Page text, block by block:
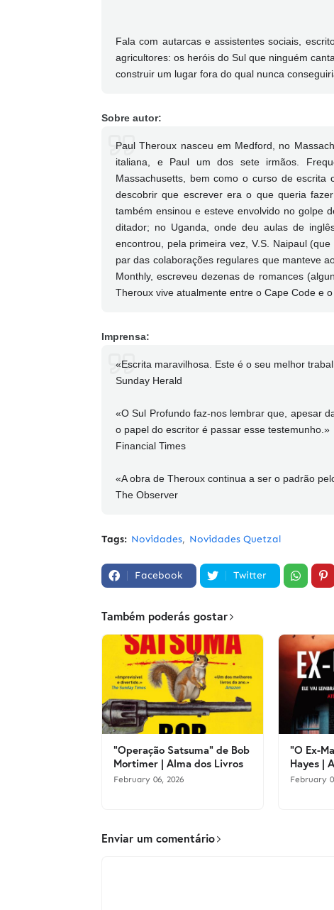
Fala com autarcas e assistentes sociais,
agricultores: os heróis do Sul que ninguém
construir um lugar fora do qual nunca
Sobre autor:
Paul Theroux nasceu em Medford, no
italiana, e Paul um dos sete irmãos.
Massachusetts, bem como o curso de
descobrir que escrever era o que queria
também ensinou e esteve envolvido no golpe
ditador; no Uganda, onde deu aulas de
encontrou, pela primeira vez, V.S. Naipaul
par das colaborações regulares que manteve
Monthly, escreveu dezenas de romances
Theroux vive atualmente entre o Cape Code e o
Imprensa:
«Escrita maravilhosa. Este é o seu melhor
Sunday Herald
«O Sul Profundo faz-nos lembrar que, apesar
o papel do escritor é passar esse testemunho.»
Financial Times
«A obra de Theroux continua a ser o padrão
The Observer
Tags: Novidades Novidades Quetzal
Facebook Twitter
Também poderás gostar
"Operação Satsuma" de Bob
Mortimer | Alma dos Livros
February 06, 2026
"O Ex-
Hayes |
February
Enviar um comentário